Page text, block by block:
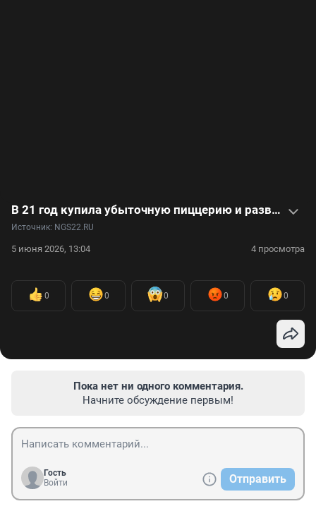
В 21 год купила убыточную пиццерию и развивает бизнес. Видео
Источник: NGS22.RU
5 июня 2026, 13:04 4 просмотра
0 0 0 0 0
Пока нет ни одного комментария.
Начните обсуждение первым!
Гость
Войти
Отправить